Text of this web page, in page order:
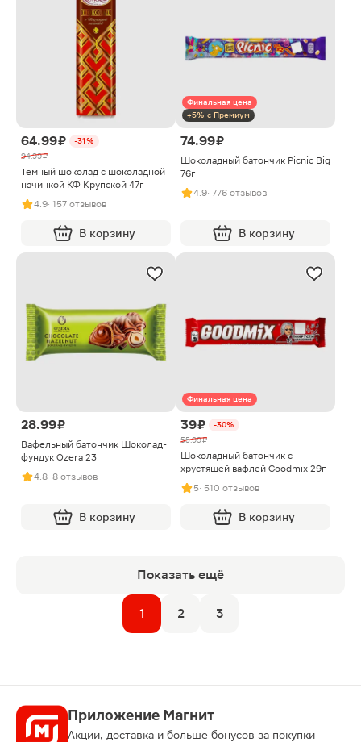
64.99 ₽
-31%
94.99 ₽
Темный шоколад с шоколадной
начинкой КФ Крупской 47г
4.9· 157 отзывов
В корзину
Финальная цена
+5% с Премиум
74.99 ₽
Шоколадный батончик Picnic Big
76г
4.9· 776 отзывов
В корзину
28.99 ₽
Вафельный батончик Шоколад-
фундук Ozera 23г
4.8· 8 отзывов
В корзину
Финальная цена
39 ₽
-30%
55.99 ₽
Шоколадный батончик с
хрустящей вафлей Goodmix 29г
5· 510 отзывов
В корзину
Показать ещё
1 2 3
Приложение Магнит
Акции, доставка и больше бонусов за покупки